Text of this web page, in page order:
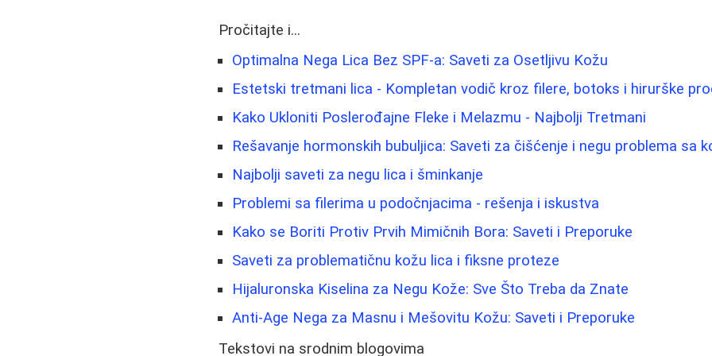
Pročitajte i...
Optimalna Nega Lica Bez SPF-a: Saveti za Osetljivu Kožu
Estetski tretmani lica - Kompletan vodič kroz filere, botoks i hirurške
Kako Ukloniti Poslerođajne Fleke i Melazmu - Najbolji Tretmani
Rešavanje hormonskih bubuljica: Saveti za čišćenje i negu problema sa
Najbolji saveti za negu lica i šminkanje
Problemi sa filerima u podočnjacima - rešenja i iskustva
Kako se Boriti Protiv Prvih Mimičnih Bora: Saveti i Preporuke
Saveti za problematičnu kožu lica i fiksne proteze
Hijaluronska Kiselina za Negu Kože: Sve Što Treba da Znate
Anti-Age Nega za Masnu i Mešovitu Kožu: Saveti i Preporuke
Tekstovi na srodnim blogovima